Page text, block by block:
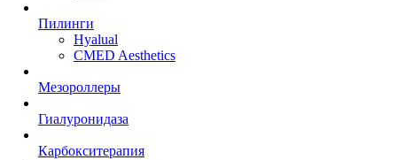
Пилинги
Hyalual
CMED Aesthetics
Мезороллеры
Гиалуронидаза
Карбокситерапия